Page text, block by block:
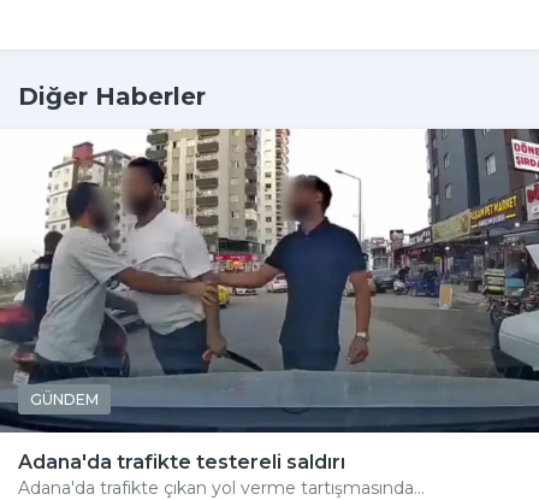
Diğer Haberler
GÜNDEM
Adana'da trafikte testereli saldırı
Adana'da trafikte çıkan yol verme tartışmasında...